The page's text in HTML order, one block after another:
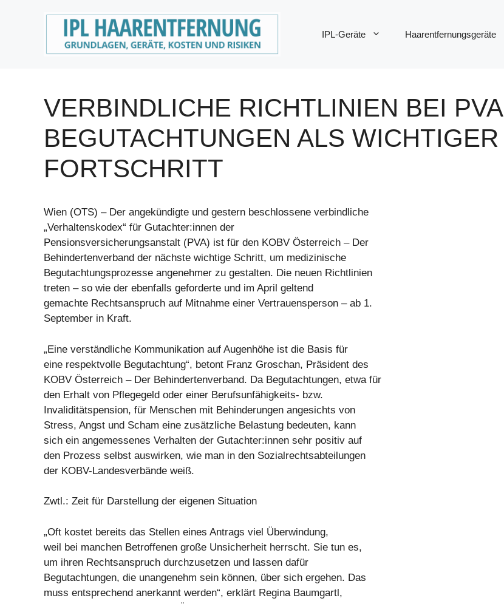
IPL-Geräte Haarentfernungsgeräte
VERBINDLICHE RICHTLINIEN BEI
BEGUTACHTUNGEN ALS WICHTIGER
FORTSCHRITT
Wien (OTS) – Der angekündigte und gestern beschlossene verbindliche
„Verhaltenskodex“ für Gutachter:innen der
Pensionsversicherungsanstalt (PVA) ist für den KOBV Österreich – Der
Behindertenverband der nächste wichtige Schritt, um medizinische
Begutachtungsprozesse angenehmer zu gestalten. Die neuen Richtlinien
treten – so wie der ebenfalls geforderte und im April geltend
gemachte Rechtsanspruch auf Mitnahme einer Vertrauensperson – ab 1.
September in Kraft.
„Eine verständliche Kommunikation auf Augenhöhe ist die Basis für
eine respektvolle Begutachtung“, betont Franz Groschan, Präsident des
KOBV Österreich – Der Behindertenverband. Da Begutachtungen, etwa für
den Erhalt von Pflegegeld oder einer Berufsunfähigkeits- bzw.
Invaliditätspension, für Menschen mit Behinderungen angesichts von
Stress, Angst und Scham eine zusätzliche Belastung bedeuten, kann
sich ein angemessenes Verhalten der Gutachter:innen sehr positiv auf
den Prozess selbst auswirken, wie man in den Sozialrechtsabteilungen
der KOBV-Landesverbände weiß.
Zwtl.: Zeit für Darstellung der eigenen Situation
„Oft kostet bereits das Stellen eines Antrags viel Überwindung,
weil bei manchen Betroffenen große Unsicherheit herrscht. Sie tun es,
um ihren Rechtsanspruch durchzusetzen und lassen dafür
Begutachtungen, die unangenehm sein können, über sich ergehen. Das
muss entsprechend anerkannt werden“, erklärt Regina Baumgartl,